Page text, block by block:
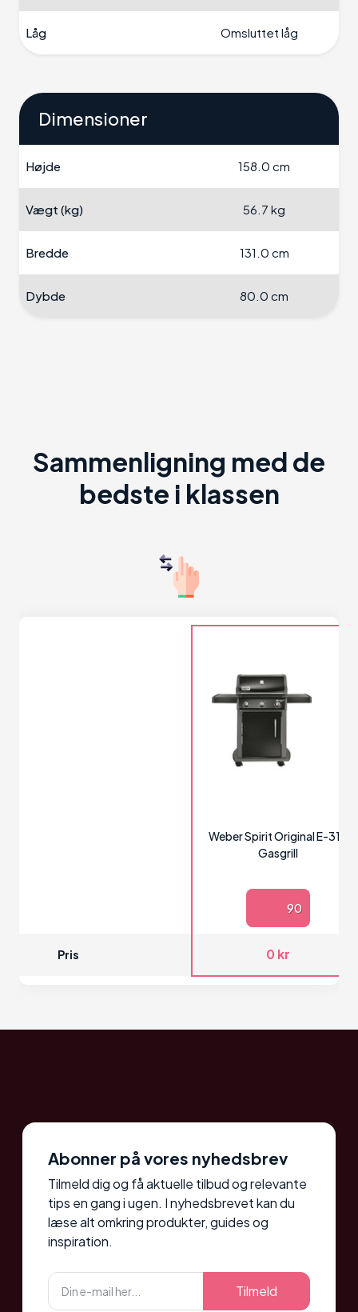
Låg Omsluttet låg
Dimensioner
Højde 158.0 cm
Vægt (kg) 56.7 kg
Bredde 131.0 cm
Dybde 80.0 cm
Sammenligning med de
bedste i klassen
Weber Spirit Original E-310
Gasgrill
90
Pris 0 kr
Abonner på vores nyhedsbrev
Tilmeld dig og få aktuelle tilbud og relevante
tips en gang i ugen. I nyhedsbrevet kan du
læse alt omkring produkter, guides og
inspiration.
Tilmeld